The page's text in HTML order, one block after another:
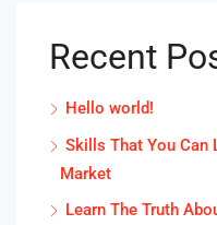
Recent
Hello world!
Skills That You Can
Market
Learn The Truth